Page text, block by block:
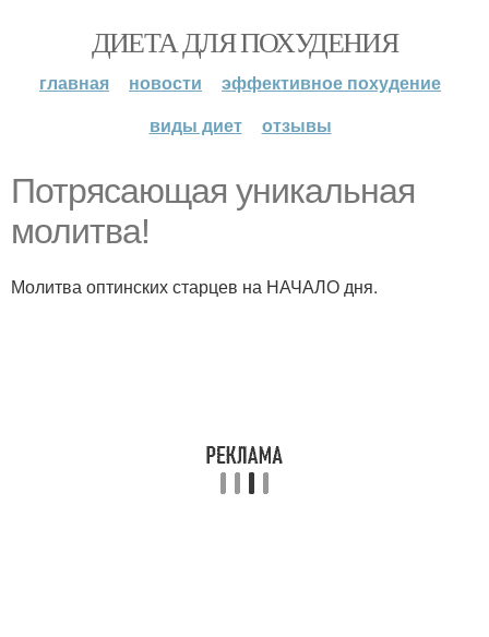
ДИЕТА ДЛЯ ПОХУДЕНИЯ
главная новости
эффективное похудение
виды диет
отзывы
Потрясающая уникальная
молитва!
Молитва оптинских старцев на НАЧАЛО дня.